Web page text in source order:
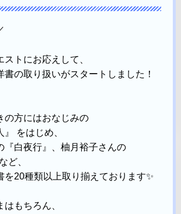
トにお応えして、
書の取り扱いがスタートしました！
の方にはおなじみの
』 をはじめ、
『白夜行』、柚月裕子さんの
ど、
を20種類以上取り揃えております✨
もちろん、